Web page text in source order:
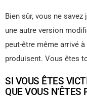
Bien sûr, vous ne
une autre version
peut-être même arrivé
produisent. Vous êtes
SI VOUS ÊTES
QUE VOUS N’ÊTES